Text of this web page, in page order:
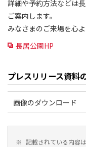
詳細や予約方法などは
ご案内します。
みなさまのご来場を心
長居公園HP
プレスリリース資料
画像のダウンロード
※ 記載されている内容